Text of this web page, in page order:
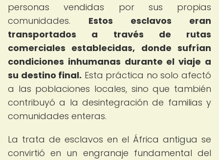
personas vendidas por sus propias
comunidades. Estos esclavos eran
transportados a través de rutas
comerciales establecidas, donde sufrían
condiciones inhumanas durante el viaje a
su destino final. Esta práctica no solo afectó
a las poblaciones locales, sino que también
contribuyó a la desintegración de familias y
comunidades enteras.
La trata de esclavos en el África antigua se
convirtió en un engranaje fundamental del